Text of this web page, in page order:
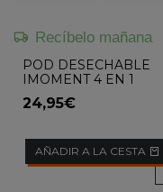
Recíbelo mañana
POD DESECHABLE
IMOMENT 4 EN 1
(STRAWBERRY KIWI /
WATERMELON
PINEAPPLE PEACH...
24,95€
AÑADIR A LA CESTA